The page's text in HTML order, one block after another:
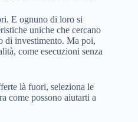
E ognuno di loro si
uniche che cercano
di investimento. Ma poi,
come esecuzioni senza
là fuori, seleziona le
come possono aiutarti a